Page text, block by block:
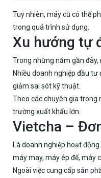
Tuy nhiên, máy cũ có thể
trong quá trình sử dụng.
Xu hướng tự
Trong những năm gần
Nhiều doanh nghiệp đầu
giảm sai sót kỹ thuật.
Theo các chuyên gia trong
trường xuất khẩu lớn.
Vietcha –
Là doanh nghiệp hoạt
máy may, máy ép đế, máy
Ngoài việc cung cấp sản